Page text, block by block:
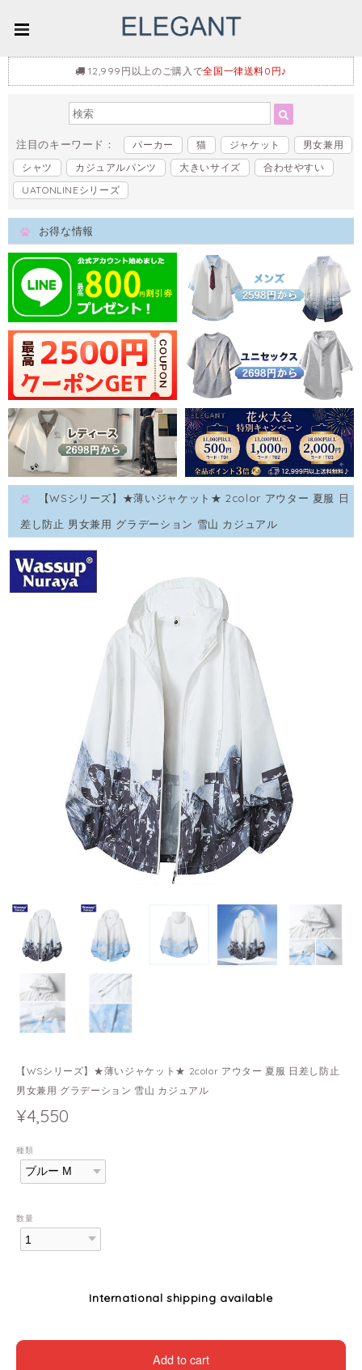
12,999円以上のご購入で全国一律送料0円♪
注目のキーワード： パーカー 猫 ジャケット
男女兼用
シャツ
カジュアルパンツ 大きいサイズ
合わせやすい
UATONLINEシリーズ
お得な情報
【WSシリーズ】★薄いジャケット★ 2color アウター 夏服 日
差し防止 男女兼用 グラデーション 雪山 カジュアル
【WSシリーズ】★薄いジャケット★ 2color アウター 夏服 日差し防止
男女兼用 グラデーション 雪山 カジュアル
¥4,550
種類
数量
International shipping available
Add to cart